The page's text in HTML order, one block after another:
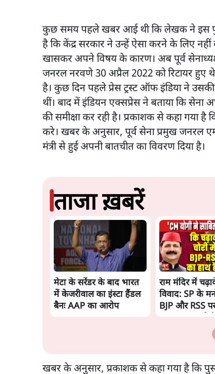
कुछ समय पहले खबर आई थी कि लेखक ने इस
है कि केंद्र सरकार ने उन्हें ऐसा करने के लिए
खासकर अपने विषय के कारण। अब पूर्व
जनरल नरवणे 30 अप्रैल 2022 को रिटायर हुए
है। कुछ दिन पहले प्रेस ट्रस्ट ऑफ इंडिया ने
थीं। बाद में इंडियन एक्सप्रेस ने बताया कि सेना
की समीक्षा कर रही है। प्रकाशक से कहा गया है
करे। खबर के अनुसार, पूर्व सेना प्रमुख जनरल
मंत्री से हुई अपनी बातचीत का विवरण दिया है।
ताजा ख़बरें
मेटा के सरेंडर के बाद भारत
में केजरीवाल का इंस्टा हैंडल
बैनः AAP का आरोप
राम मंदिर में
विवाद: SP के
BJP और RSS
खबर के अनुसार, प्रकाशक से कहा गया है कि